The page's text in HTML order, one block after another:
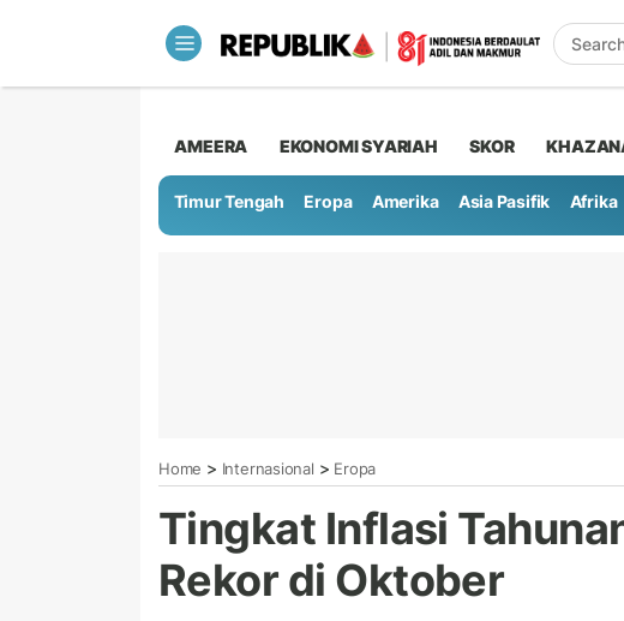
AMEERA EKONOMI SYARIAH SKOR
Timur Tengah Eropa Amerika Asia Pasifik Afrika
Home > Internasional > Eropa
Tingkat Inflasi
Rekor di Oktober